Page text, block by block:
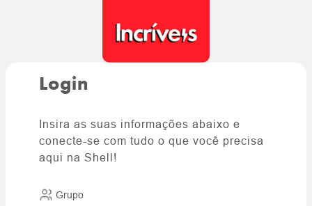
Login
Insira as suas informações abaixo e
conecte-se com tudo o que você precisa
aqui na Shell!
Grupo